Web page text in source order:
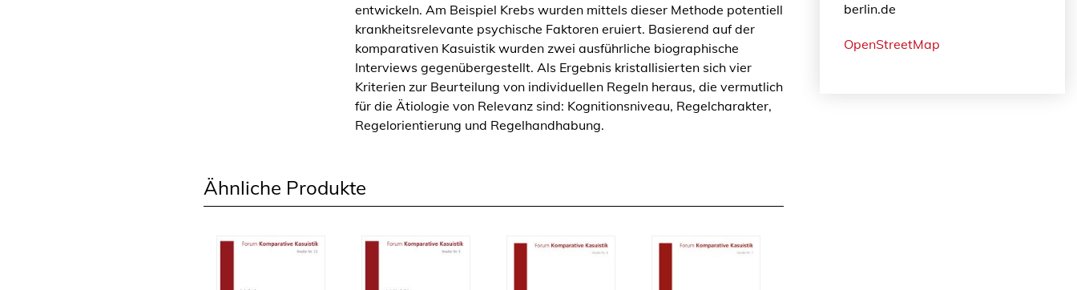
entwickeln. Am Beispiel Krebs wurden mittels dieser Methode potentiell
krankheitsrelevante psychische Faktoren eruiert. Basierend auf der
komparativen Kasuistik wurden zwei ausführliche biographische
Interviews gegenübergestellt. Als Ergebnis kristallisierten sich vier
Kriterien zur Beurteilung von individuellen Regeln heraus, die vermutlich
für die Ätiologie von Relevanz sind: Kognitionsniveau, Regelcharakter,
Regelorientierung und Regelhandhabung.
Ähnliche Produkte
berlin.de
OpenStreetMap